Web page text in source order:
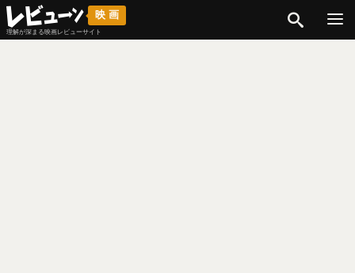
映画
理解が深まる映画レビューサイト